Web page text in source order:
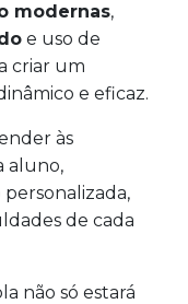
modernas,
e uso de
criar um
e eficaz.
às
aluno,
de cada
não só estará